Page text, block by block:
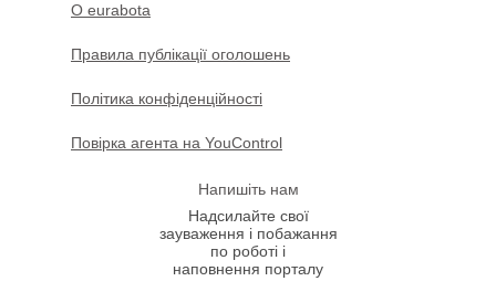
O eurabota
Правила публікації оголошень
Політика конфіденційності
Повірка агента на YouControl
Напишіть нам
Надсилайте свої
зауваження і побажання
по роботі і
наповнення порталу